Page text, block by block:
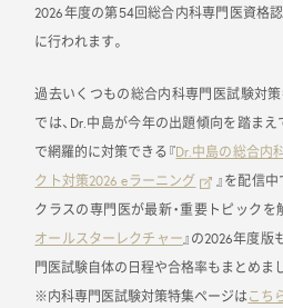
2026年度の第54回総合内科専門医資格認
に行われます。
過去いくつもの総合内科専門医試験対
では、Dr.中島が今年の出題傾向を踏ま
で網羅的に対策できる『Dr.中島の総合内
クト対策2026 eラーニング
』を配信
クラスの専門医が最新・重要トピックを
オールスターレクチャー』の2026年度版
門医試験自体の日程や合格率もまとめま
※内科専門医試験対策特集ページはこち